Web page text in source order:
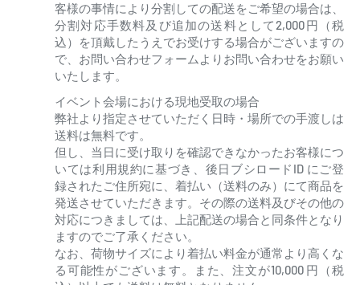
客様の事情により分割しての配送をご希望の場合は、
分割対応手数料及び追加の送料として2,000円（税
込）を頂戴したうえでお受けする場合がございますの
で、お問い合わせフォームよりお問い合わせをお願い
いたします。
イベント会場における現地受取の場合
弊社より指定させていただく日時・場所での手渡しは
送料は無料です。
但し、当日に受け取りを確認できなかったお客様につ
いては利用規約に基づき、後日ブシロードID にご登
録されたご住所宛に、着払い（送料のみ）にて商品を
発送させていただきます。その際の送料及びその他の
対応につきましては、上記配送の場合と同条件となり
ますのでご了承ください。
なお、荷物サイズにより着払い料金が通常より高くな
る可能性がございます。また、注文が10,000 円（税